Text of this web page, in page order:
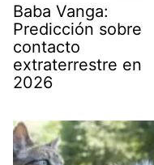
Baba Vanga:
Predicción sobre
contacto
extraterrestre en
2026